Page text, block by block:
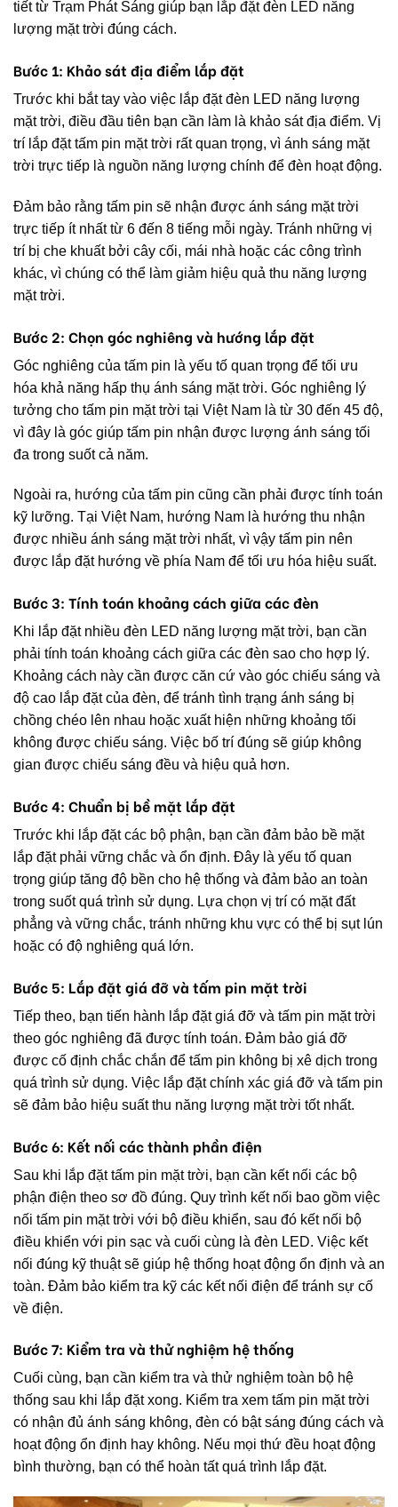
tiết từ Trạm Phát Sáng giúp bạn lắp đặt đèn LED năng
lượng mặt trời đúng cách.
Bước 1: Khảo sát địa điểm lắp đặt
Trước khi bắt tay vào việc lắp đặt đèn LED năng lượng
mặt trời, điều đầu tiên bạn cần làm là khảo sát địa điểm. Vị
trí lắp đặt tấm pin mặt trời rất quan trọng, vì ánh sáng mặt
trời trực tiếp là nguồn năng lượng chính để đèn hoạt động.
Đảm bảo rằng tấm pin sẽ nhận được ánh sáng mặt trời
trực tiếp ít nhất từ 6 đến 8 tiếng mỗi ngày. Tránh những vị
trí bị che khuất bởi cây cối, mái nhà hoặc các công trình
khác, vì chúng có thể làm giảm hiệu quả thu năng lượng
mặt trời.
Bước 2: Chọn góc nghiêng và hướng lắp đặt
Góc nghiêng của tấm pin là yếu tố quan trọng để tối ưu
hóa khả năng hấp thụ ánh sáng mặt trời. Góc nghiêng lý
tưởng cho tấm pin mặt trời tại Việt Nam là từ 30 đến 45 độ,
vì đây là góc giúp tấm pin nhận được lượng ánh sáng tối
đa trong suốt cả năm.
Ngoài ra, hướng của tấm pin cũng cần phải được tính toán
kỹ lưỡng. Tại Việt Nam, hướng Nam là hướng thu nhận
được nhiều ánh sáng mặt trời nhất, vì vậy tấm pin nên
được lắp đặt hướng về phía Nam để tối ưu hóa hiệu suất.
Bước 3: Tính toán khoảng cách giữa các đèn
Khi lắp đặt nhiều đèn LED năng lượng mặt trời, bạn cần
phải tính toán khoảng cách giữa các đèn sao cho hợp lý.
Khoảng cách này cần được căn cứ vào góc chiếu sáng và
độ cao lắp đặt của đèn, để tránh tình trạng ánh sáng bị
chồng chéo lên nhau hoặc xuất hiện những khoảng tối
không được chiếu sáng. Việc bố trí đúng sẽ giúp không
gian được chiếu sáng đều và hiệu quả hơn.
Bước 4: Chuẩn bị bề mặt lắp đặt
Trước khi lắp đặt các bộ phận, bạn cần đảm bảo bề mặt
lắp đặt phải vững chắc và ổn định. Đây là yếu tố quan
trọng giúp tăng độ bền cho hệ thống và đảm bảo an toàn
trong suốt quá trình sử dụng. Lựa chọn vị trí có mặt đất
phẳng và vững chắc, tránh những khu vực có thể bị sụt lún
hoặc có độ nghiêng quá lớn.
Bước 5: Lắp đặt giá đỡ và tấm pin mặt trời
Tiếp theo, bạn tiến hành lắp đặt giá đỡ và tấm pin mặt trời
theo góc nghiêng đã được tính toán. Đảm bảo giá đỡ
được cố định chắc chắn để tấm pin không bị xê dịch trong
quá trình sử dụng. Việc lắp đặt chính xác giá đỡ và tấm pin
sẽ đảm bảo hiệu suất thu năng lượng mặt trời tốt nhất.
Bước 6: Kết nối các thành phần điện
Sau khi lắp đặt tấm pin mặt trời, bạn cần kết nối các bộ
phận điện theo sơ đồ đúng. Quy trình kết nối bao gồm việc
nối tấm pin mặt trời với bộ điều khiển, sau đó kết nối bộ
điều khiển với pin sạc và cuối cùng là đèn LED. Việc kết
nối đúng kỹ thuật sẽ giúp hệ thống hoạt động ổn định và an
toàn. Đảm bảo kiểm tra kỹ các kết nối điện để tránh sự cố
về điện.
Bước 7: Kiểm tra và thử nghiệm hệ thống
Cuối cùng, bạn cần kiểm tra và thử nghiệm toàn bộ hệ
thống sau khi lắp đặt xong. Kiểm tra xem tấm pin mặt trời
có nhận đủ ánh sáng không, đèn có bật sáng đúng cách và
hoạt động ổn định hay không. Nếu mọi thứ đều hoạt động
bình thường, bạn có thể hoàn tất quá trình lắp đặt.